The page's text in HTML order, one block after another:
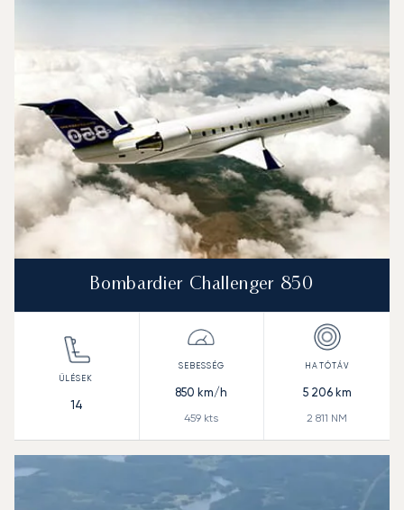
Bombardier Challenger 850
14
850 km/h
459 kts
5 206km
2 811 NM